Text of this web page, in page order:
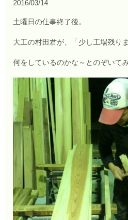
2016/03/14
土曜日の仕事終了後。
大工の村田君が、「少し工場残り
何をしているのかな～とのぞいて